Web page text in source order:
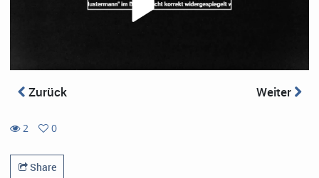
Zurück Weiter
2
views
0
favorites
Share